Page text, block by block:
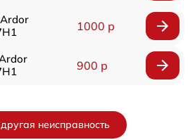
1000 р
900 р
неисправность